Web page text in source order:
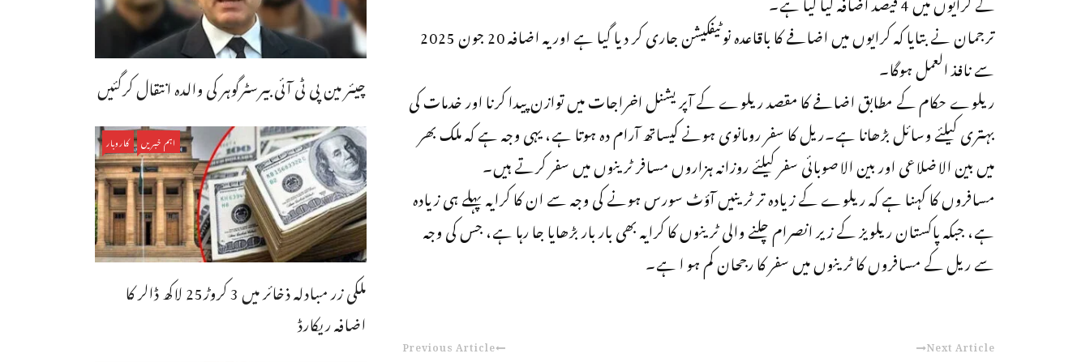
ترجمان نے بتایا کہ کرایوں میں اضافے کا باقاعدہ نوٹیفکیشن جاری کر دیا گیا ہے اور یہ اضافہ 20 جون 2025
سے نافذ العمل ہوگا۔
ریلوے حکام کے مطابق اضافے کا مقصد ریلوے کے آپریشنل اخراجات میں توازن پیدا کرنا اور خدمات کی
بہتری کیلئے وسائل بڑھانا ہے۔ریل کا سفر رومانوی ہونے کیساتھ آرام دہ ہوتا ہے، یہی وجہ ہے کہ ملک بھر
میں بین الاضلاعی اور بین الاصوبائی سفر کیلئے روزانہ ہزاروں مسافر ٹرینوں میں سفر کرتے ہیں۔
مسافروں کا کہنا ہے کہ ریلوے کے زیادہ تر ٹرینیں آؤٹ سورس ہونے کی وجہ سے ان کا کرایہ پہلے ہی زیادہ
ہے، جبکہ پاکستان ریلویز کے زیر انصرام چلنے والی ٹرینوں کا کرایہ بھی بار بار بڑھایا جا رہا ہے، جس کی وجہ
سے ریل کے مسافروں کا ٹرینوں میں سفر کا رجحان کم ہو ا ہے۔
Previous Article Next Article
چیئر مین پی ٹی آئی بیرسٹرگوہر کی والدہ انتقال کرگئیں
اہم خبریں کاروبار
ملکی زر مبادلہ ذخائر میں 3 کروڑ25 لاکھ ڈالر کا
اضافہ ریکارڈ